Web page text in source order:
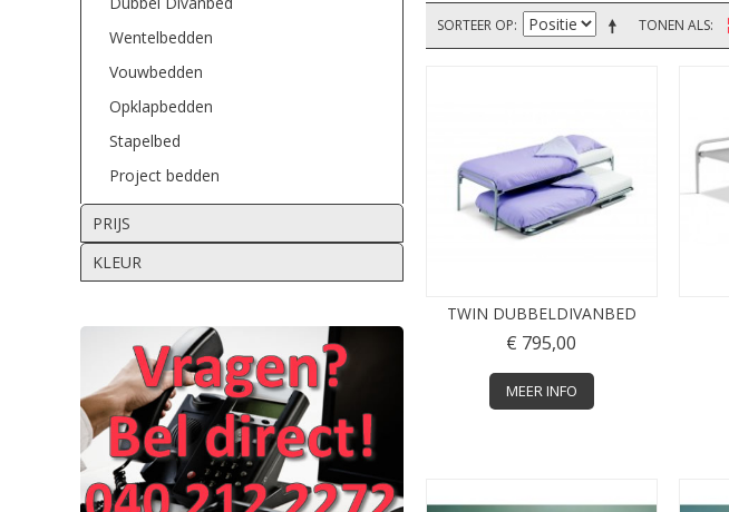
Wentelbedden
Vouwbedden
Opklapbedden
Stapelbed
Project bedden
PRIJS
KLEUR
TONEN ALS
SORTEER OP
TWIN DUBBELDIVANBED
€ 795,00
MEER INFO